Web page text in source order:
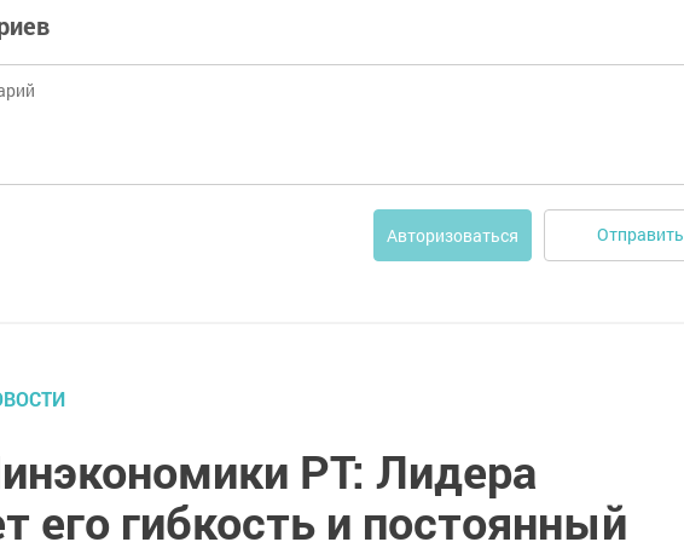
Авторизоваться Отправить
РТ: Лидера
его гибкость и постоянный